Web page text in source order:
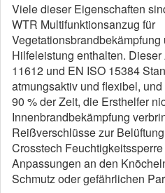
Viele dieser Eigenschaften
WTR Multifunktionsanzug für
Hilfeleistung enthalten.
11612 und EN ISO 15384
atmungsaktiv und flexibel,
90 % der Zeit, die Ersthelfer
Innenbrandbekämpfung
Reißverschlüsse zur
Crosstech
Anpassungen an den
Schmutz oder gefährlichen